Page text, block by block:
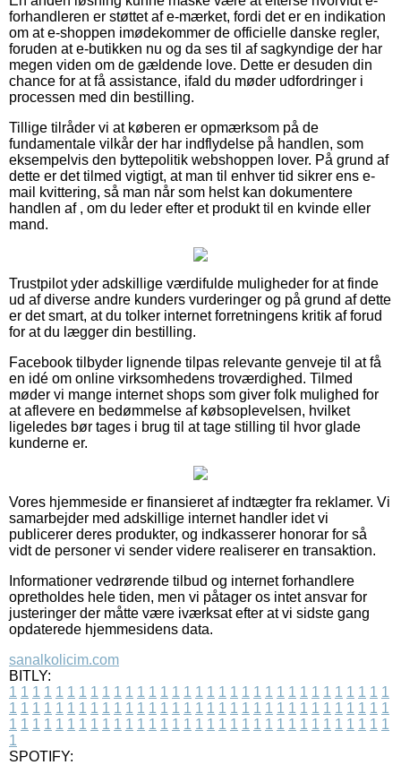
forhandleren er støttet af e-mærket, fordi det er en indikation
om at e-shoppen imødekommer de officielle danske regler,
foruden at e-butikken nu og da ses til af sagkyndige der har
megen viden om de gældende love. Dette er desuden din
chance for at få assistance, ifald du møder udfordringer i
processen med din bestilling.
Tillige tilråder vi at køberen er opmærksom på de
fundamentale vilkår der har indflydelse på handlen, som
eksempelvis den byttepolitik webshoppen lover. På grund af
dette er det tilmed vigtigt, at man til enhver tid sikrer ens e-
mail kvittering, så man når som helst kan dokumentere
handlen af , om du leder efter et produkt til en kvinde eller
mand.
Trustpilot yder adskillige værdifulde muligheder for at finde
ud af diverse andre kunders vurderinger og på grund af dette
er det smart, at du tolker internet forretningens kritik af forud
for at du lægger din bestilling.
Facebook tilbyder lignende tilpas relevante genveje til at få
en idé om online virksomhedens troværdighed. Tilmed
møder vi mange internet shops som giver folk mulighed for
at aflevere en bedømmelse af købsoplevelsen, hvilket
ligeledes bør tages i brug til at tage stilling til hvor glade
kunderne er.
Vores hjemmeside er finansieret af indtægter fra reklamer. Vi
samarbejder med adskillige internet handler idet vi
publicerer deres produkter, og indkasserer honorar for så
vidt de personer vi sender videre realiserer en transaktion.
Informationer vedrørende tilbud og internet forhandlere
opretholdes hele tiden, men vi påtager os intet ansvar for
justeringer der måtte være iværksat efter at vi sidste gang
opdaterede hjemmesidens data.
sanalkolicim.com
BITLY:
1 1 1 1 1 1 1 1 1 1 1 1 1 1 1 1 1 1 1 1 1 1 1 1 1 1 1 1 1 1 1 1 1
1 1 1 1 1 1 1 1 1 1 1 1 1 1 1 1 1 1 1 1 1 1 1 1 1 1 1 1 1 1 1 1 1
1 1 1 1 1 1 1 1 1 1 1 1 1 1 1 1 1 1 1 1 1 1 1 1 1 1 1 1 1 1 1 1 1
1
SPOTIFY: